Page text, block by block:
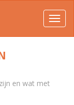
en wat met